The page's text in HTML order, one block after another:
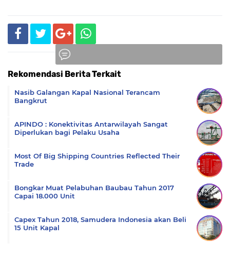
Rekomendasi Berita Terkait
Nasib Galangan Kapal Nasional Terancam
Bangkrut
APINDO : Konektivitas Antarwilayah Sangat
Diperlukan bagi Pelaku Usaha
Most Of Big Shipping Countries Reflected Their
Trade
Bongkar Muat Pelabuhan Baubau Tahun 2017
Capai 18.000 Unit
Capex Tahun 2018, Samudera Indonesia akan Beli
15 Unit Kapal